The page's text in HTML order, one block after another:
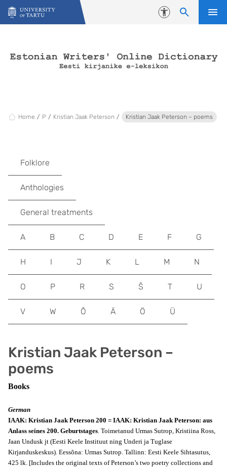
Skip to content
Accessibility
Home P Kristian Jaak Peterson Kristian Jaak Peterson – poems
Kristian Jaak Peterson –
poems
Books
German
IAAK: Kristian Jaak Peterson 200 = IAAK: Kristian Jaak Peterson: aus
Anlass seines 200. Geburtstages. Toimetanud Urmas Sutrop, Kristiina Ross,
Jaan Undusk jt (Eesti Keele Instituut ning Underi ja Tuglase
Kirjanduskeskus). Eessõna: Urmas Sutrop. Tallinn: Eesti Keele Sihtasutus,
425 lk. [Includes the original texts of Peterson’s two poetry collections and
Folklore
Anthologies
General treatments
A B C D E F G
H I J K L M N
O P R S Š T U
V W Õ Ä Ö Ü